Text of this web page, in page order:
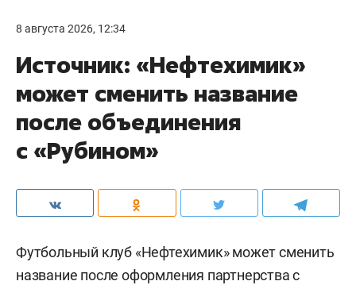
8 августа 2026, 12:34
Источник: «Нефтехимик»
может сменить название
после объединения
с «Рубином»
Футбольный клуб «Нефтехимик» может сменить
название после оформления партнерства с